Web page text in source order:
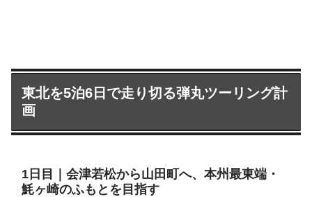
東北を5泊6日で走り切る弾丸ツーリング計
画
1日目｜会津若松から山田町へ、本州最東端・
魹ヶ崎のふもとを目指す